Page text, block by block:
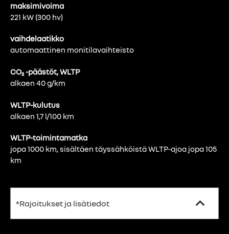
maksimivoima
221 kW (300 hv)
vaihdelaatikko
automaattinen monitilavaihteisto
CO₂ -päästöt, WLTP
alkaen 40 g/km
WLTP-kulutus
alkaen 1,7 l/100 km
WLTP-toimintamatka
jopa 1000 km, sisältäen täyssähköistä WLTP-ajoa jopa 105
km
*Rajoitukset ja lisätiedot